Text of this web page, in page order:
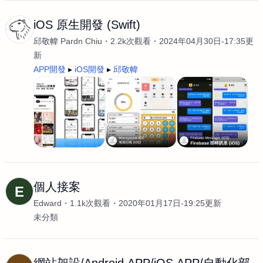
iOS 原生開發 (Swift)
邱敬幃 Pardn Chiu 2.2k次觀看
2024年04月30日-17:35更
新
APP開發
iOS開發 邱敬幃
E 個人接案
Edward 1.1k次觀看
2020年01月17日-19:25更新
未分類